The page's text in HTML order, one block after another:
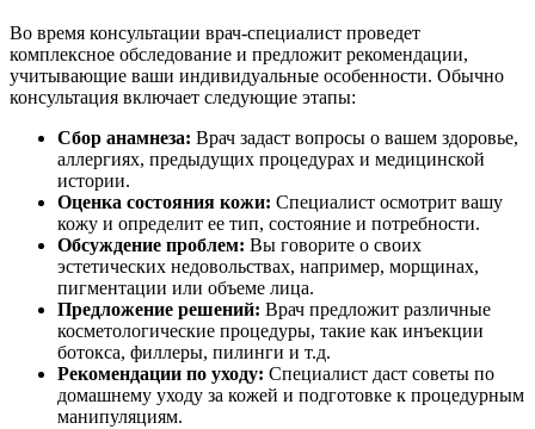
Во время консультации врач-специалист проведет
комплексное обследование и предложит рекомендации,
учитывающие ваши индивидуальные особенности. Обычно
консультация включает следующие этапы:
Сбор анамнеза: Врач задаст вопросы о вашем здоровье,
аллергиях, предыдущих процедурах и медицинской
истории.
Оценка состояния кожи: Специалист осмотрит вашу
кожу и определит ее тип, состояние и потребности.
Обсуждение проблем: Вы говорите о своих
эстетических недовольствах, например, морщинах,
пигментации или объеме лица.
Предложение решений: Врач предложит различные
косметологические процедуры, такие как инъекции
ботокса, филлеры, пилинги и т.д.
Рекомендации по уходу: Специалист даст советы по
домашнему уходу за кожей и подготовке к процедурным
манипуляциям.